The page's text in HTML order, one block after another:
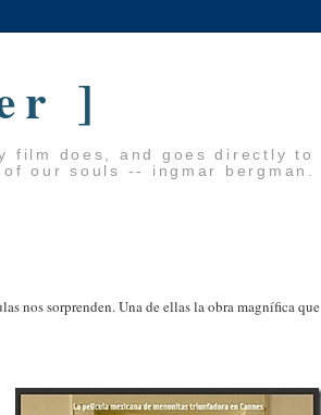
]
film does, and goes directly to
our souls -- ingmar bergman.
nos sorprenden. Una de ellas la obra magnífica que